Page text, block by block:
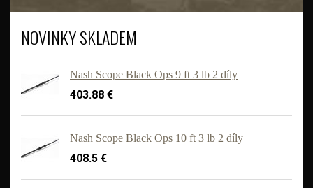
NOVINKY SKLADEM
Nash Scope Black Ops 9 ft 3 lb 2 díly
403.88 €
Nash Scope Black Ops 10 ft 3 lb 2 díly
408.5 €